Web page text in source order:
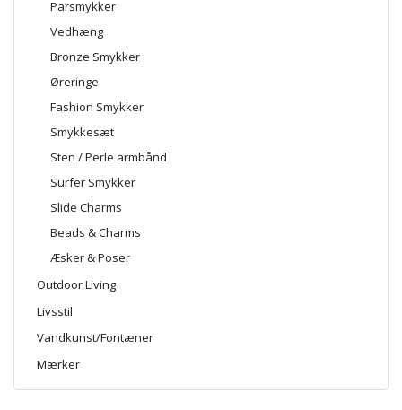
Parsmykker
Vedhæng
Bronze Smykker
Øreringe
Fashion Smykker
Smykkesæt
Sten / Perle armbånd
Surfer Smykker
Slide Charms
Beads & Charms
Æsker & Poser
Outdoor Living
Livsstil
Vandkunst/Fontæner
Mærker